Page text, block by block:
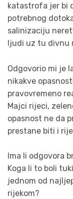
katastrofa jer bi
potrebnog
salinizaciju
ljudi uz tu divnu
Odgovorio mi je
nikakve
pravovremeno
Majci rijeci,
opasnost ne da
prestane biti i
Ima li odgovora
Koga li to boli
jednom od
rijekom?